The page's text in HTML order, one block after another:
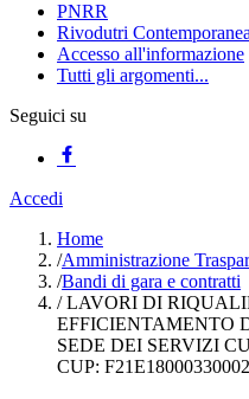
PNRR
Rivodutri Contemporanea
Accesso all'informazione
Tutti gli argomenti...
Seguici su
Accedi
Home
/Amministrazione
/Bandi di gara e contratti
/LAVORI DI
EFFICIENTAMENTO
SEDE DEI SERVIZI
CUP: